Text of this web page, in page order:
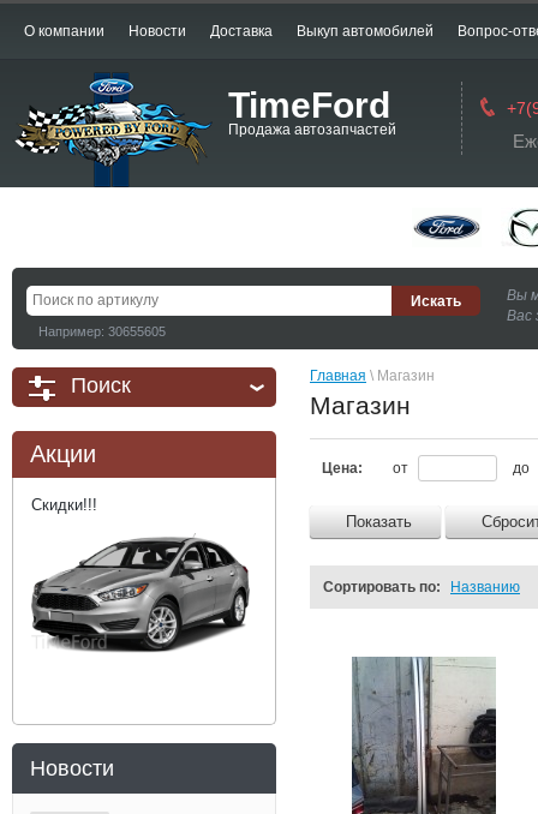
О компании Новости Доставка Выкуп автомобилей Вопрос-
TimeFord
Продажа автозапчастей
Например: 30655605
Вы
Вас
Поиск
Акции
Скидки!!!
Новости
Главная \ Магазин
Магазин
Цена: от до
Показать
Сортировать по: Названию